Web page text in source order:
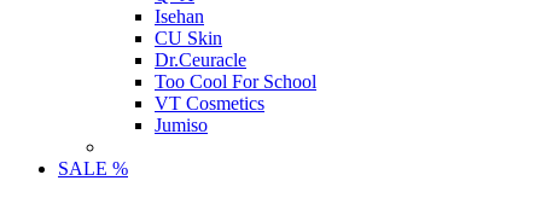
Isehan
CU Skin
Dr.Ceuracle
Too Cool For School
VT Cosmetics
Jumiso
SALE %